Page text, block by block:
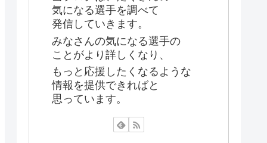
気になる選手を調べて
発信していきます。
みなさんの気になる選手の
ことがより詳しくなり、
もっと応援したくなるような
情報を提供できればと
思っています。